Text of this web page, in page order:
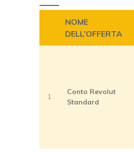
NOME
DELL’OFFERTA
1
Conto Revolut
Standard